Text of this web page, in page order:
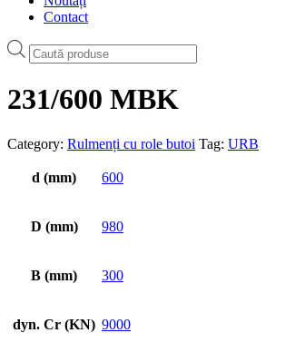
Contact
Products
search
231/600 MBK
Category: Rulmenți cu role butoi Tag: URB
d (mm) 600
D (mm) 980
B (mm) 300
dyn. Cr (KN) 9000